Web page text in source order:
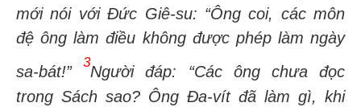
mới nói với Đức Giê-su: “Ông coi, các môn
đệ ông làm điều không được phép làm ngày
sa-bát!”
3
Người đáp: “Các ông chưa đọc
trong Sách sao? Ông Đa-vít đã làm gì, khi